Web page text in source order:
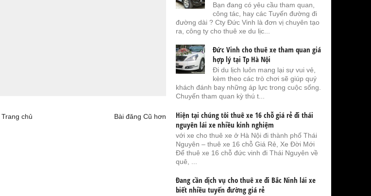
Bài đăng Cũ hơn
Trang chủ
Bạn đang có yêu cầu tham quan,
công tác, hay các Tuyến đường đi
đường dài ? Cty Đức Vinh là đơn vị chuyên tạo
ra, công ty cho thuê xe du lịc...
Đức Vinh cho thuê xe tham quan giá
hợp lý tại Tp Hà Nội
Đi du lịch luôn mang lại sự vui vẻ,
kèm theo các trò chơi sẽ giúp quý
khách đánh bay những áp lực trong cuộc sống.
Chuyến tham quan kỳ thú t...
Hiện tại chúng tôi thuê xe 16 chỗ giá rẻ đi thái
nguyên lái xe nhiều kinh nghiệm
với xe cho thuê xe ở Hà Nội đi thành phố Thái
Nguyên – thuê xe 16 chỗ Giá Rẻ, Xe Đời Mới
Để thuê xe 16 chỗ đức vinh đi Thái Nguyên về
quê, ...
Đang cần dịch vụ cho thuê xe đi Bắc Ninh lái xe
biết nhiều tuyến đường giá rẻ